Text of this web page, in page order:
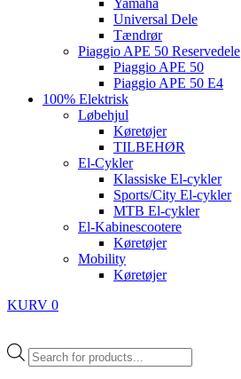
Yamaha
Universal Dele
Tændrør
Piaggio APE 50 Reservedele
Piaggio APE 50
Piaggio APE 50 E4
100% Elektrisk
Løbehjul
Køretøjer
TILBEHØR
El-Cykler
Klassiske El-cykler
Sports/City El-cykler
MTB El-cykler
El-Kabinescootere
Køretøjer
Mobility
Køretøjer
KURV 0
Products
search